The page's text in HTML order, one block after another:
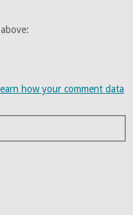
how your comment data